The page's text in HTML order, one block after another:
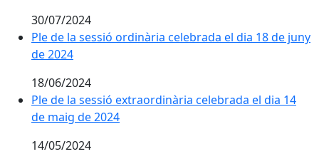
30/07/2024
Ple de la sessió ordinària celebrada el dia 18 de juny
de 2024
18/06/2024
Ple de la sessió extraordinària celebrada el dia 14
de maig de 2024
14/05/2024